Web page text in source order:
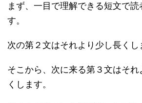
まず、一目で理解できる短文で読
す。
次の第２文はそれより少し長くし
そこから、次に来る第３文はそ
くします。